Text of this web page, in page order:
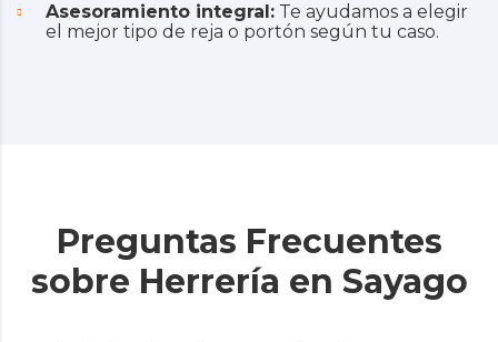
Asesoramiento integral: Te ayudamos a elegir
el mejor tipo de reja o portón según tu caso.
Preguntas Frecuentes
sobre Herrería en Sayago